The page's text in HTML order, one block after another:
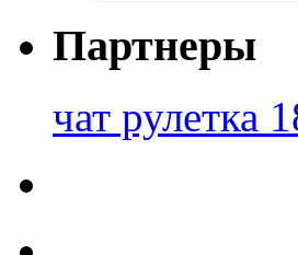
Партнеры
чат рулетка